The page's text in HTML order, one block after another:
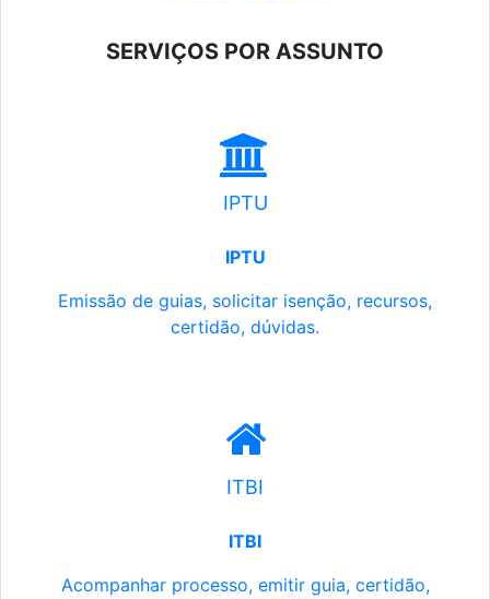
SERVIÇOS POR ASSUNTO
IPTU
IPTU
Emissão de guias, solicitar isenção, recursos,
certidão, dúvidas.
ITBI
ITBI
Acompanhar processo, emitir guia, certidão,